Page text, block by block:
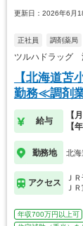
更新日：2026年6月
正社員 調剤薬局
ツルハドラッグ
【北海道苫
勤務≪調剤
給与
【
【
勤務地 北海
アクセス
Ｊ
Ｊ
年収700万円以上可